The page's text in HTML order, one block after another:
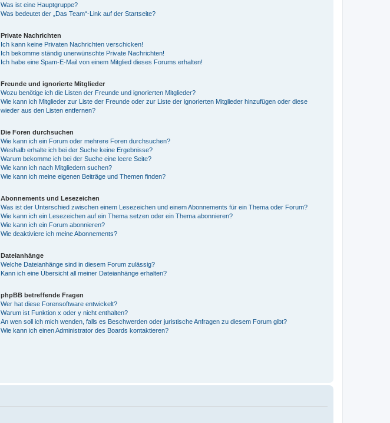
Was ist eine Hauptgruppe?
Was bedeutet der „Das Team“-Link auf der Startseite?
Private Nachrichten
Ich kann keine Privaten Nachrichten verschicken!
Ich bekomme ständig unerwünschte Private Nachrichten!
Ich habe eine Spam-E-Mail von einem Mitglied dieses Forums erhalten!
Freunde und ignorierte Mitglieder
Wozu benötige ich die Listen der Freunde und ignorierten Mitglieder?
Wie kann ich Mitglieder zur Liste der Freunde oder zur Liste der ignorierten Mitglieder hinzufügen oder diese
wieder aus den Listen entfernen?
Die Foren durchsuchen
Wie kann ich ein Forum oder mehrere Foren durchsuchen?
Weshalb erhalte ich bei der Suche keine Ergebnisse?
Warum bekomme ich bei der Suche eine leere Seite?
Wie kann ich nach Mitgliedern suchen?
Wie kann ich meine eigenen Beiträge und Themen finden?
Abonnements und Lesezeichen
Was ist der Unterschied zwischen einem Lesezeichen und einem Abonnements für ein Thema oder Forum?
Wie kann ich ein Lesezeichen auf ein Thema setzen oder ein Thema abonnieren?
Wie kann ich ein Forum abonnieren?
Wie deaktiviere ich meine Abonnements?
Dateianhänge
Welche Dateianhänge sind in diesem Forum zulässig?
Kann ich eine Übersicht all meiner Dateianhänge erhalten?
phpBB betreffende Fragen
Wer hat diese Forensoftware entwickelt?
Warum ist Funktion x oder y nicht enthalten?
An wen soll ich mich wenden, falls es Beschwerden oder juristische Anfragen zu diesem Forum gibt?
Wie kann ich einen Administrator des Boards kontaktieren?